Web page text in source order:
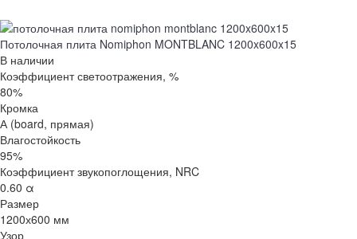
Потолочная плита Nomiphon MONTBLANC 1200x600x15
В наличии
Коэффициент светоотражения, %
80%
Кромка
А (board, прямая)
Влагостойкость
95%
Коэффициент звукопоглощения, NRC
0.60 α
Размер
1200х600 мм
Узор